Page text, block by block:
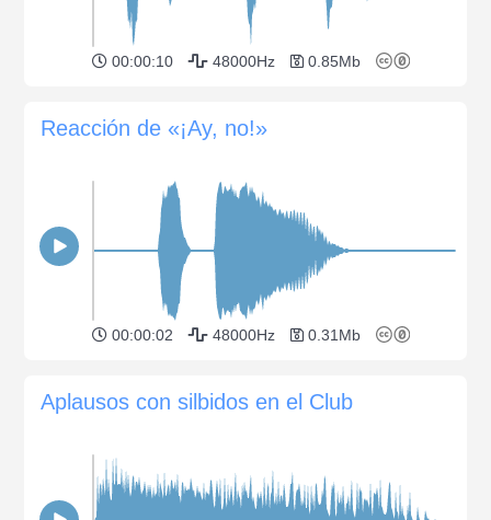
00:00:10 48000Hz 0.85Mb
Reacción de «¡Ay, no!»
00:00:02 48000Hz 0.31Mb
Aplausos con silbidos en el Club